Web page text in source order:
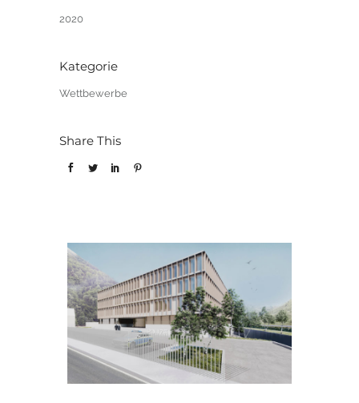
2020
Kategorie
Wettbewerbe
Share This